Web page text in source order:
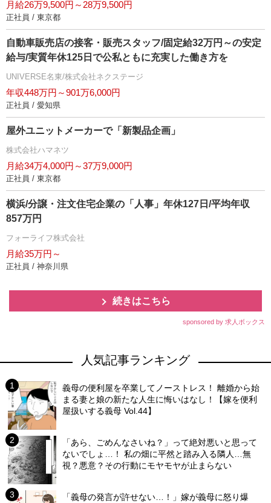
月給26万9,500円～28万9,500円
正社員 / 東京都
自動車販売店の接客・販売スタッフ/固定給32万円～の安定
給与/実質年休125日で公私ともに充実した働き方を
UNIVERSE名東/株式会社ネクステージ
年収448万円～901万6,000円
正社員 / 愛知県
屋外ユニットメーカーで「新製品企画」
株式会社ハマネツ
月給34万4,000円～37万9,000円
正社員 / 東京都
横浜/分譲・注文住宅企業の「人事」年休127日/平均年収
857万円
フォーライフ株式会社
月給35万円～
正社員 / 神奈川県
続きはこちら
sponsored by 求人ボックス
人気記事ランキング
義母の便利屋を卒業してノーストレス！ 離婚から始
まる妻と娘の新たな人生に悔いはなし！【嫁を便利
屋扱いする義母 Vol.44】
「あら、ごめんなさいね？」って絶対悪いと思って
ないでしょ…！ 私の畑に平然と踏み入る隣人…無
視？悪意？その行動にモヤモヤが止まらない
「義母の発言が許せない…！」嫁が義母に怒り爆